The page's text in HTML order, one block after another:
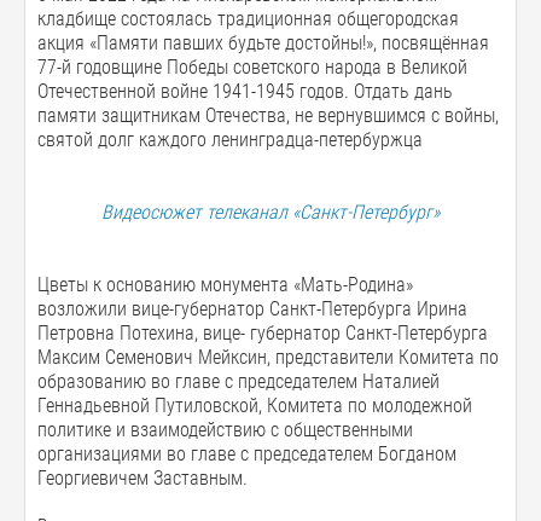
кладбище состоялась традиционная общегородская
акция «Памяти павших будьте достойны!», посвящённая
77-й годовщине Победы советского народа в Великой
Отечественной войне 1941-1945 годов. Отдать дань
памяти защитникам Отечества, не вернувшимся с войны,
святой долг каждого ленинградца-петербуржца
Видеосюжет телеканал «Санкт-Петербург»
Цветы к основанию монумента «Мать-Родина»
возложили вице-губернатор Санкт-Петербурга Ирина
Петровна Потехина, вице- губернатор Санкт-Петербурга
Максим Семенович Мейксин, представители Комитета по
образованию во главе с председателем Наталией
Геннадьевной Путиловской, Комитета по молодежной
политике и взаимодействию с общественными
организациями во главе с председателем Богданом
Георгиевичем Заставным.